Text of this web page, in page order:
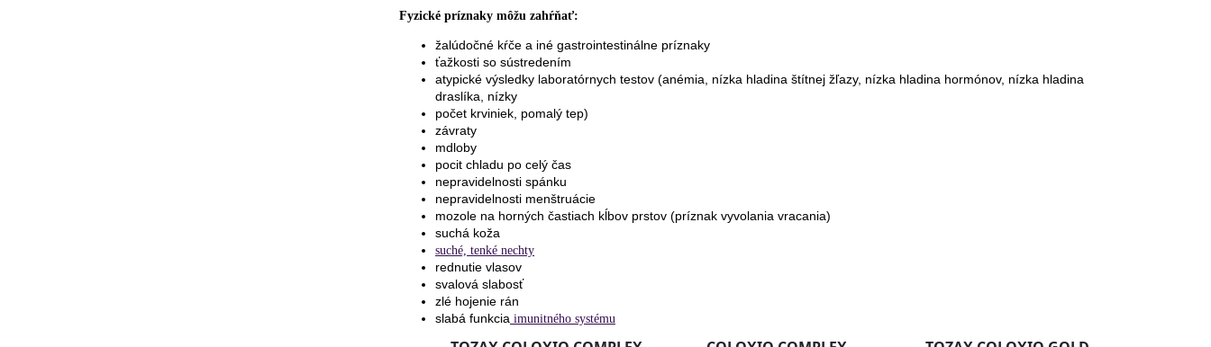
Fyzické príznaky môžu zahŕňať:
žalúdočné kŕče a iné gastrointestinálne príznaky
ťažkosti so sústredením
atypické výsledky laboratórnych testov (anémia, nízka hladina štítnej žľazy, nízka hladina hormónov, nízka hladina
draslíka, nízky
počet krviniek, pomalý tep)
závraty
mdloby
pocit chladu po celý čas
nepravidelnosti spánku
nepravidelnosti menštruácie
mozole na horných častiach kĺbov prstov (príznak vyvolania vracania)
suchá koža
suché, tenké nechty
rednutie vlasov
svalová slabosť
zlé hojenie rán
slabá funkcia imunitného systému